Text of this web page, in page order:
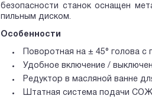
безопасности станок оснащен
пильным диском.
Особенности
Поворотная на ± 45° голова
Удобное включение /
Редуктор в масляной ванне
Штатная система подачи